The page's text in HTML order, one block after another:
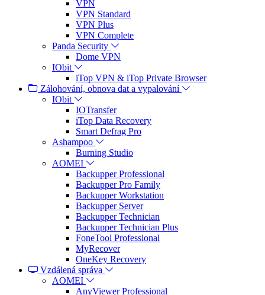
VPN
VPN Standard
VPN Plus
VPN Complete
Panda Security
Dome VPN
IObit
iTop VPN & iTop Private Browser
Zálohování, obnova dat a vypalování
IObit
IOTransfer
iTop Data Recovery
Smart Defrag Pro
Ashampoo
Burning Studio
AOMEI
Backupper Professional
Backupper Pro Family
Backupper Workstation
Backupper Server
Backupper Technician
Backupper Technician Plus
FoneTool Professional
MyRecover
OneKey Recovery
Vzdálená správa
AOMEI
AnyViewer Professional